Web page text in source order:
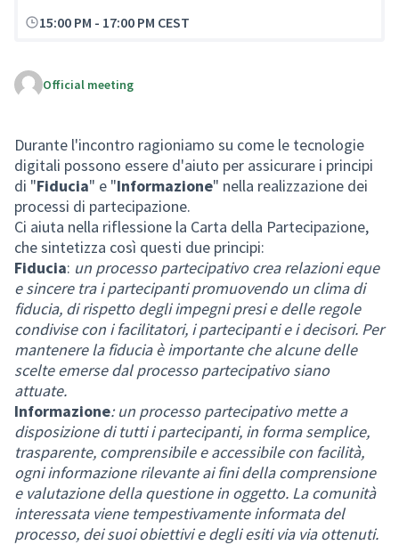
15:00 PM - 17:00 PM CEST
Official meeting
Durante l'incontro ragioniamo su come le tecnologie
digitali possono essere d'aiuto per assicurare i principi
di "Fiducia" e "Informazione" nella realizzazione dei
processi di partecipazione.
Ci aiuta nella riflessione la Carta della Partecipazione,
che sintetizza così questi due principi:
Fiducia: un processo partecipativo crea relazioni eque
e sincere tra i partecipanti promuovendo un clima di
fiducia, di rispetto degli impegni presi e delle regole
condivise con i facilitatori, i partecipanti e i decisori. Per
mantenere la fiducia è importante che alcune delle
scelte emerse dal processo partecipativo siano
attuate.
Informazione: un processo partecipativo mette a
disposizione di tutti i partecipanti, in forma semplice,
trasparente, comprensibile e accessibile con facilità,
ogni informazione rilevante ai fini della comprensione
e valutazione della questione in oggetto. La comunità
interessata viene tempestivamente informata del
processo, dei suoi obiettivi e degli esiti via via ottenuti.